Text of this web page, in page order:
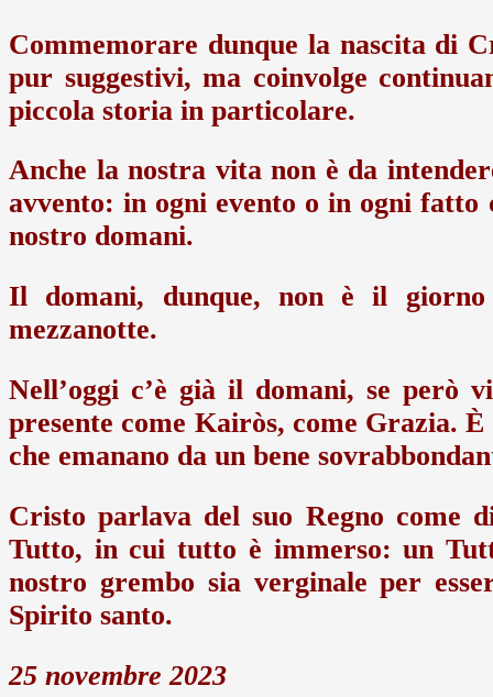
Commemorare dunque la nascita di
pur suggestivi, ma coinvolge
piccola storia in particolare.
Anche la nostra vita non è da
avvento: in ogni evento o in ogni fatto
nostro domani.
Il domani, dunque, non è il giorno
mezzanotte.
Nell’oggi c’è già il domani, se però
presente come Kairòs, come Grazia.
che emanano da un bene
Cristo parlava del suo Regno come
Tutto, in cui tutto è immerso: un
nostro grembo sia verginale per
Spirito santo.
25 novembre 2023